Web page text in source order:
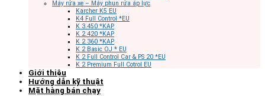
Máy rửa xe – Máy phun rửa áp lực
Karcher K5 EU
K4 Full Control *EU
K 3.450 *KAP
K 2.420 *KAP
K 2.360 *KAP
K 2 Basic OJ * EU
K 2 Full Control Car & PS 20 *EU
K 2 Premium Full Cotrol EU
Giới thiệu
Hướng dẫn kỹ thuật
Mặt hàng bán chạy